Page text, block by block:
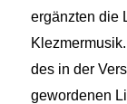
ergänzten die
des in der
gewordenen